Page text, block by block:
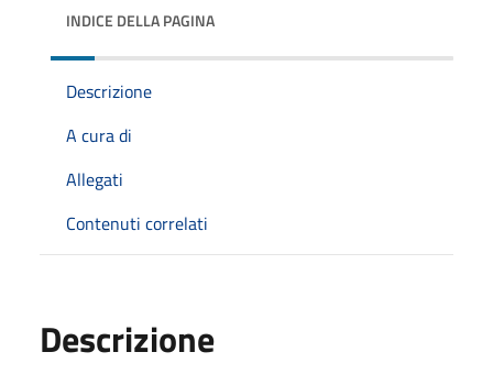
INDICE DELLA PAGINA
Descrizione
A cura di
Allegati
Contenuti correlati
Descrizione